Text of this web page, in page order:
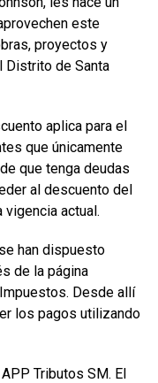
este
proyectos y
Distrito de Santa
aplica para el
que únicamente
que tenga deudas
al descuento del
actual.
han dispuesto
de la página
Desde allí
los pagos utilizando
Tributos SM. El